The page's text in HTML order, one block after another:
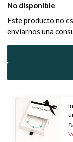
No disponible
Este producto no
enviarnos una